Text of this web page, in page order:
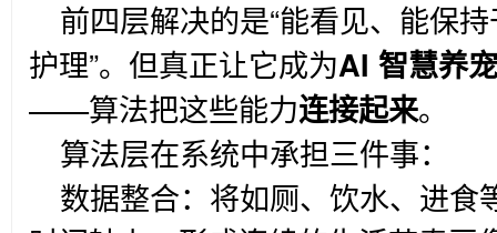
前四层解决的是“能看见、能保
护理”。但真正让它成为AI 智慧养
——算法把这些能力连接起来。
算法层在系统中承担三件事：
数据整合：将如厕、饮水、进食